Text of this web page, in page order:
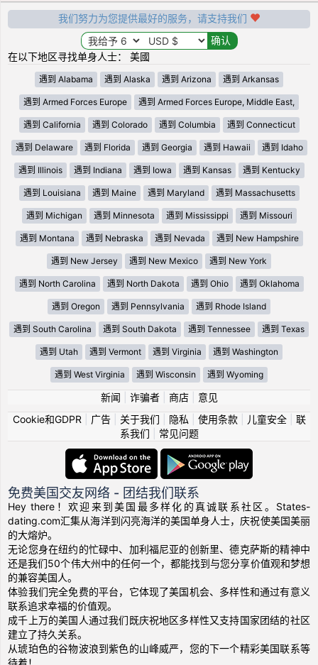
我们努力为您提供最好的服务，请支持我们
在以下地区寻找单身人士： 美國
遇到 Alabama 遇到 Alaska 遇到 Arizona 遇到 Arkansas
遇到 Armed Forces Europe 遇到 Armed Forces Europe, Middle East,
遇到 California 遇到 Colorado 遇到 Columbia 遇到 Connecticut
遇到 Delaware 遇到 Florida 遇到 Georgia 遇到 Hawaii 遇到 Idaho
遇到 Illinois 遇到 Indiana 遇到 Iowa 遇到 Kansas 遇到 Kentucky
遇到 Louisiana 遇到 Maine 遇到 Maryland 遇到 Massachusetts
遇到 Michigan 遇到 Minnesota 遇到 Mississippi 遇到 Missouri
遇到 Montana 遇到 Nebraska 遇到 Nevada 遇到 New Hampshire
遇到 New Jersey 遇到 New Mexico 遇到 New York
遇到 North Carolina 遇到 North Dakota 遇到 Ohio 遇到 Oklahoma
遇到 Oregon 遇到 Pennsylvania 遇到 Rhode Island
遇到 South Carolina 遇到 South Dakota 遇到 Tennessee 遇到 Texas
遇到 Utah 遇到 Vermont 遇到 Virginia 遇到 Washington
遇到 West Virginia 遇到 Wisconsin 遇到 Wyoming
新闻 诈骗者| 商店| 意见
Cookie和GDPR
广告| 关于我们 隐私 使用条款| 儿童安全| 联
系我们
常见问题
免费美国交友网络 - 团结我们联系
Hey there！欢迎来到美国最多样化的真诚联系社区。States-
dating.com汇集从海洋到闪亮海洋的美国单身人士，庆祝使美国美丽
的大熔炉。
无论您身在纽约的忙碌中、加利福尼亚的创新里、德克萨斯的精神中
还是我们50个伟大州中的任何一个，都能找到与您分享价值观和梦想
的兼容美国人。
体验我们完全免费的平台，它体现了美国机会、多样性和通过有意义
联系追求幸福的价值观。
成千上万的美国人通过我们既庆祝地区多样性又支持国家团结的社区
建立了持久关系。
从琥珀色的谷物波浪到紫色的山峰威严，您的下一个精彩美国联系等
待着！